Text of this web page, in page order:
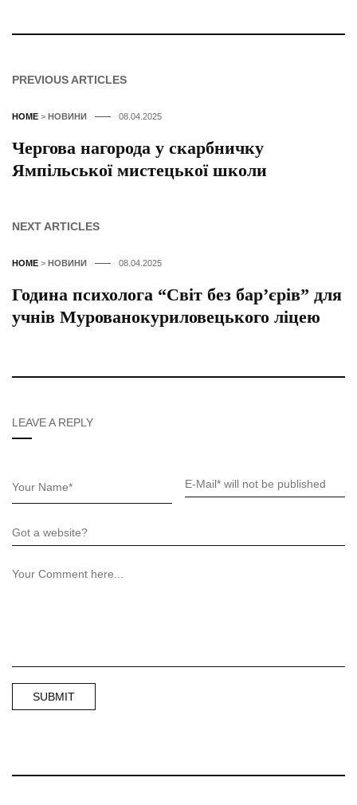
PREVIOUS ARTICLES
HOME > НОВИНИ 08.04.2025
Чергова нагорода у скарбничку
Ямпільської мистецької школи
NEXT ARTICLES
HOME > НОВИНИ 08.04.2025
Година психолога “Світ без бар’єрів” для
учнів Мурованокуриловецького ліцею
LEAVE A REPLY